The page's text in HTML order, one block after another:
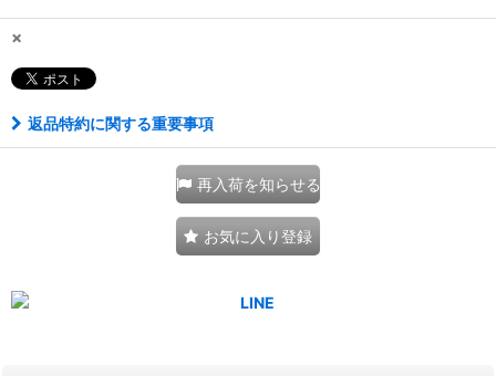
×
返品特約に関する重要事項
再入荷を知らせる
お気に入り登録